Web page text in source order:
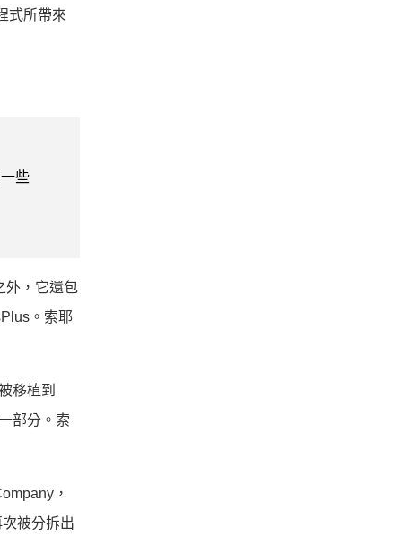
式所帶來
些
外，它還包
。索耶
移植到
部分。索
，
被分拆出